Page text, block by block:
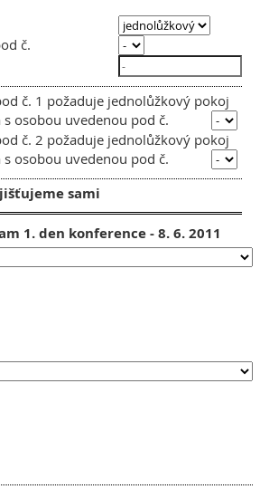
č.
č. 1 požaduje jednolůžkový pokoj
osobou uvedenou pod č.
č. 2 požaduje jednolůžkový pokoj
osobou uvedenou pod č.
sami
1. den konference - 8. 6. 2011